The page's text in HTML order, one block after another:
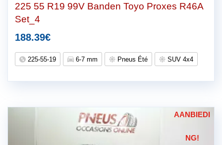
225 55 R19 99V Banden Toyo Proxes R46A
Set_4
188.39€
225-55-19 6-7 mm Pneus Été SUV 4x4
AANBIEDI
NG!